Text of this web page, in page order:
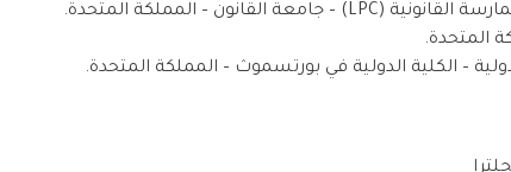
– الكلية الدولية في بورتسموث – المملكة المتحدة.